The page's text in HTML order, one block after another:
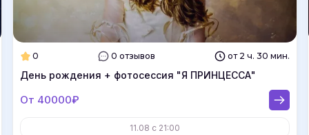
0 0 отзывов от 2 ч. 30 мин.
День рождения + фотосессия "Я ПРИНЦЕССА"
От 40000₽
11.08 с 21:00